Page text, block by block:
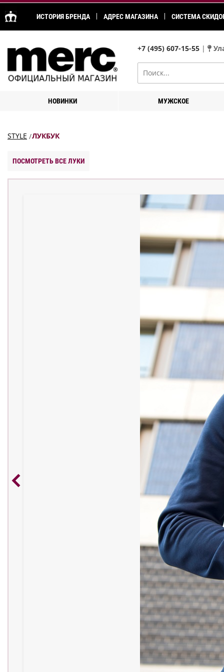
ИСТОРИЯ БРЕНДА АДРЕС МАГАЗИНА СИСТЕМА
+7 (495) 607-15-55 |
НОВИНКИ МУЖСКОЕ
STYLE ЛУКБУК
ПОСМОТРЕТЬ ВСЕ ЛУКИ